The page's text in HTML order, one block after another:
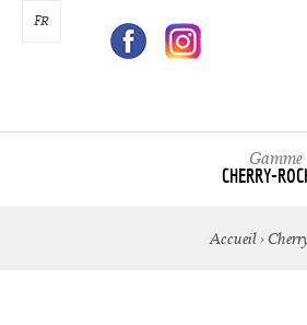
FR
Gamme
CHERRY-
Accueil›